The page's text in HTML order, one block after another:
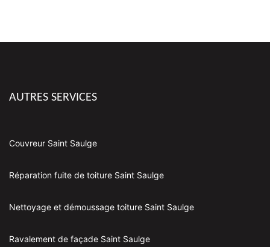
AUTRES SERVICES
Couvreur Saint Saulge
Réparation fuite de toiture Saint Saulge
Nettoyage et démoussage toiture Saint Saulge
Ravalement de façade Saint Saulge